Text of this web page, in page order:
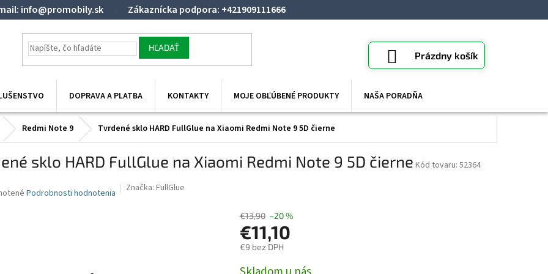
info@promobily.sk Zákaznícka podpora: +421909111666
HĽADAŤ
NÁKUPNÝ
KOŠÍK
Prázdny košík
DOPRAVA A PLATBA KONTAKTY MOJE OBĽÚBENÉ PRODUKTY NAŠA PORADŇA
Redmi Note 9 Tvrdené sklo HARD FullGlue na Xiaomi Redmi Note 9 5D čierne
sklo HARD FullGlue na Xiaomi Redmi Note 9 5D čierne 52364
Podrobnosti hodnotenia Značka: FullGlue
€13,90 –20 %
€11,10
€9 bez DPH
Jednotková